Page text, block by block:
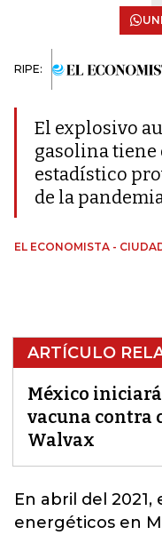
RIPE:
El explosivo
gasolina tiene
estadístico
de la
EL ECONOMISTA -
ARTÍCULO
México
vacuna contra
Walvax
En abril del
energéticos en